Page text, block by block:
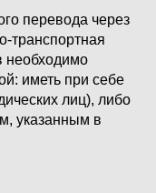
перевода через
транспортная
необходимо
иметь при себе
лиц), либо
указанным в